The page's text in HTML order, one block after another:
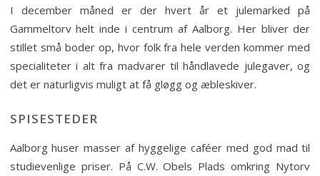
I december måned er der hvert år et julemarked på
Gammeltorv helt inde i centrum af Aalborg. Her bliver der
stillet små boder op, hvor folk fra hele verden kommer med
specialiteter i alt fra madvarer til håndlavede julegaver, og
det er naturligvis muligt at få gløgg og æbleskiver.
SPISESTEDER
Aalborg huser masser af hyggelige caféer med god mad til
studievenlige priser. På C.W. Obels Plads omkring Nytorv